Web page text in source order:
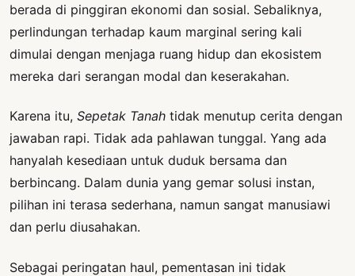
berada di pinggiran ekonomi dan sosial. Sebaliknya,
perlindungan terhadap kaum marginal sering kali
dimulai dengan menjaga ruang hidup dan ekosistem
mereka dari serangan modal dan keserakahan.
Karena itu, Sepetak Tanah tidak menutup cerita dengan
jawaban rapi. Tidak ada pahlawan tunggal. Yang ada
hanyalah kesediaan untuk duduk bersama dan
berbincang. Dalam dunia yang gemar solusi instan,
pilihan ini terasa sederhana, namun sangat manusiawi
dan perlu diusahakan.
Sebagai peringatan haul, pementasan ini tidak